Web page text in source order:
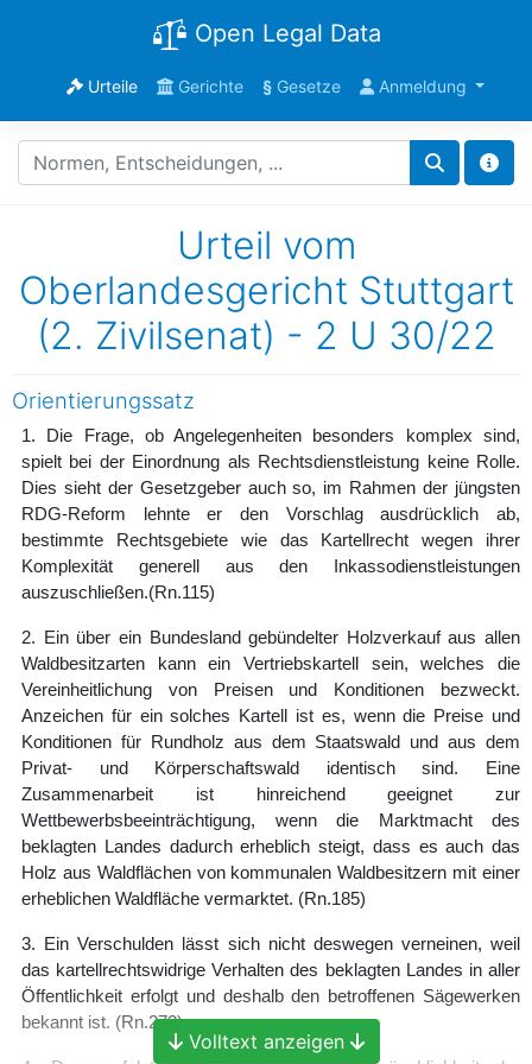
Open Legal Data
Urteile Gerichte §Gesetze Anmeldung
Urteil vom
Oberlandesgericht Stuttgart
(2. Zivilsenat) - 2 U 30/22
Orientierungssatz
1. Die Frage, ob Angelegenheiten besonders komplex sind,
spielt bei der Einordnung als Rechtsdienstleistung keine Rolle.
Dies sieht der Gesetzgeber auch so, im Rahmen der jüngsten
RDG-Reform lehnte er den Vorschlag ausdrücklich ab,
bestimmte Rechtsgebiete wie das Kartellrecht wegen ihrer
Komplexität generell aus den Inkassodienstleistungen
auszuschließen.(Rn.115)
2. Ein über ein Bundesland gebündelter Holzverkauf aus allen
Waldbesitzarten kann ein Vertriebskartell sein, welches die
Vereinheitlichung von Preisen und Konditionen bezweckt.
Anzeichen für ein solches Kartell ist es, wenn die Preise und
Konditionen für Rundholz aus dem Staatswald und aus dem
Privat- und Körperschaftswald identisch sind. Eine
Zusammenarbeit ist hinreichend geeignet zur
Wettbewerbsbeeinträchtigung, wenn die Marktmacht des
beklagten Landes dadurch erheblich steigt, dass es auch das
Holz aus Waldflächen von kommunalen Waldbesitzern mit einer
erheblichen Waldfläche vermarktet. (Rn.185)
3. Ein Verschulden lässt sich nicht deswegen verneinen, weil
das kartellrechtswidrige Verhalten des beklagten Landes in aller
Öffentlichkeit erfolgt und deshalb den betroffenen Sägewerken
bekannt ist. (Rn.272)
Volltext anzeigen